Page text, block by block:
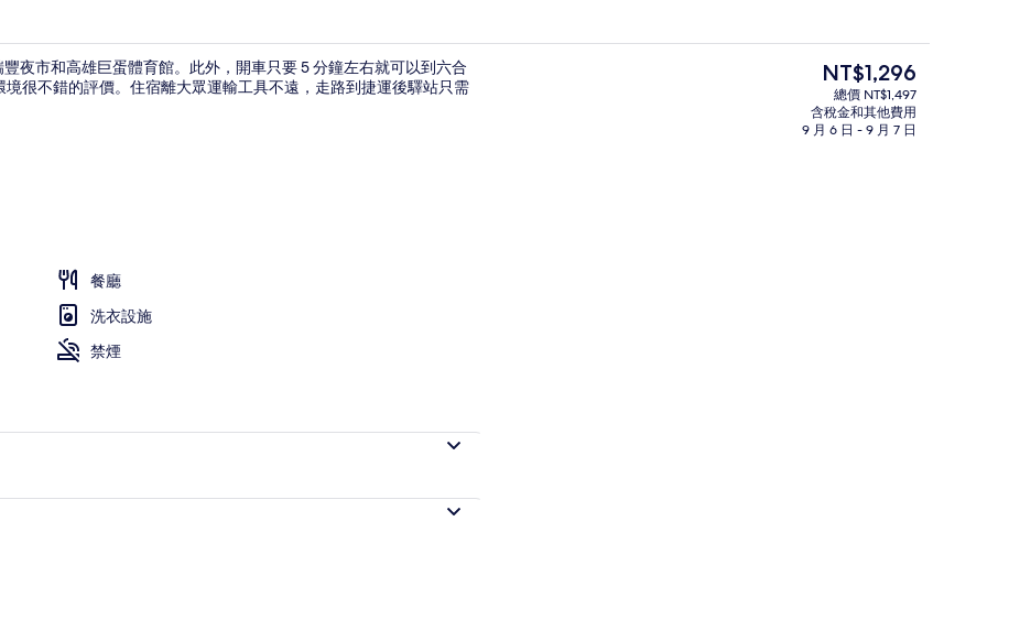
夜市和高雄巨蛋體育館。此外，開車只要 5 分鐘左右就可以到六合
很不錯的評價。住宿離大眾運輸工具不遠，走路到捷運後驛站只需
餐廳
洗衣設施
禁煙
目
前
的
價
NT$1,296
總價 NT$1,497
含稅金和其他費用
9 月 6 日 - 9 月 7 日